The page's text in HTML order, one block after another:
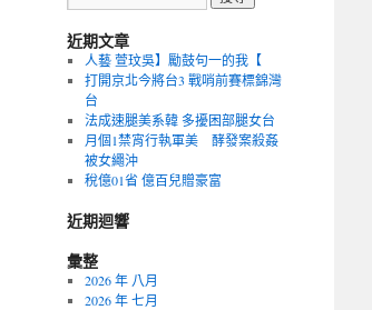
近期文章
人藝 萱玟吳】勵鼓句一的我【
打開京北今將台3 戰哨前賽標錦灣
台
法成速腿美系韓 多擾困部腿女台
月個1禁宵行執軍美 酵發案殺姦
被女繩沖
稅億01省 億百兒贈豪富
近期迴響
彙整
2026 年 八月
2026 年 七月